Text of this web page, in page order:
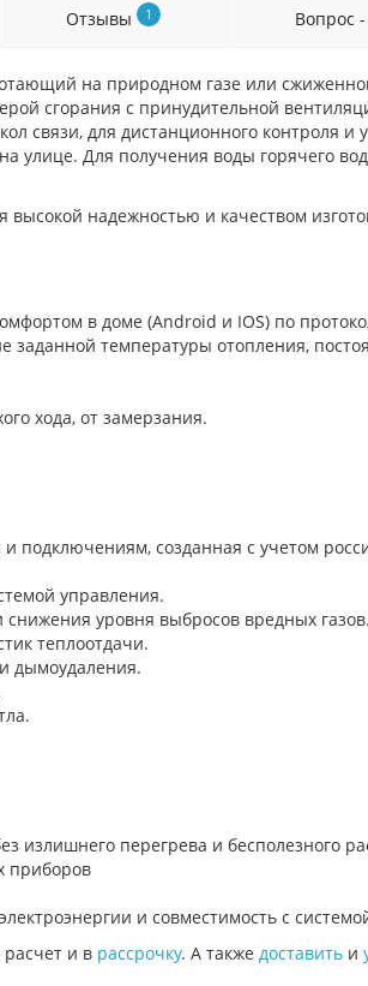
Отзывы 1 Вопрос
на природном газе или
сгорания с принудительной
связи, для дистанционного контроля и
улице. Для получения воды горячего
надежностью и качеством
в доме (Android и IOS) по
заданной температуры отопления,
хода, от замерзания.
созданная с учетом
управления.
уровня выбросов вредных газов.
теплоотдачи.
дымоудаления.
излишнего перегрева и бесполезного
приборов
и совместимость с
и в рассрочку. А также доставить и